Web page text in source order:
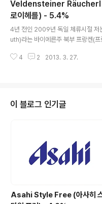
할러타우(Hallertau) 종의 홉들이 사
재료인 보리/밀 직접 재배한 보리를
자재 상태의 보리와 밀을 맥주에 쓰
작업인 몰팅(Malting,맥아제조) 또한
시행한다고합니다. 굿만
Gutmann 이 Titting 지역의 토지를
Veldensteiner Räucherl (
로이헤를) - 5.4%
4년 전인 2009년 독일 체류시절 저
uth)라는 바이에른주 북부 프랑켄(프
서 다른 지역이나 도시를 방문하려면
왔을 때 즈음 간이역 바로 근처로 보
장을 보고는 했는데, 당시 제가 보
로서 '펠덴슈타이너' 의 생산지였죠.
하는 '펠덴슈타이너
주를 생각하면 열차 창문 너머로 보
항상 떠오릅니다~ ..
4 2 2013. 3. 27.
이 블로그 인기글
Asahi Style Free (아사히